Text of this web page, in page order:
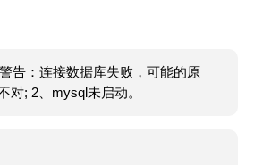
告：连接数据库失败，可能的原
对; 2、mysql未启动。